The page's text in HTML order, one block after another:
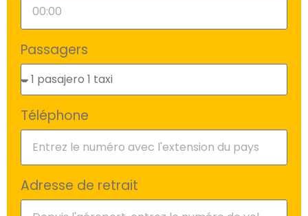
Passagers
Téléphone
Adresse de retrait